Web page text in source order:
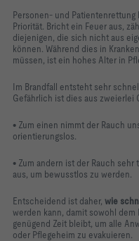
Personen- und Patientenrettung
Priorität. Bricht ein Feuer aus,
diejenigen, die sich nicht aus
können. Während dies in
müssen, ist ein hohes Alter in
Im Brandfall entsteht sehr
Gefährlich ist dies aus zweierlei
• Zum einen nimmt der Rauch
orientierungslos.
• Zum andern ist der Rauch
aus, um bewusstlos zu werden.
Entscheidend ist daher, wie
werden kann, damit sowohl dem
genügend Zeit bleibt, um alle
oder Pflegeheim zu evakuieren.